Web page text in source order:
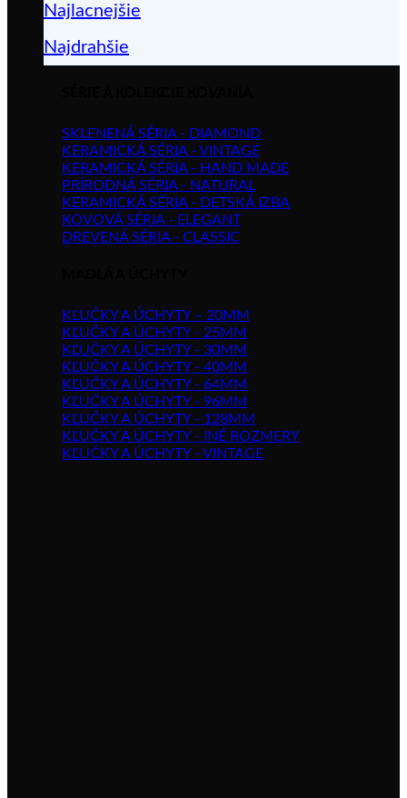
Najlacnejšie
Najdrahšie
SKLENENÁ SÉRIA - DIAMOND
KERAMICKÁ SÉRIA - VINTAGE
KERAMICKÁ SÉRIA - HAND MADE
PRÍRODNÁ SÉRIA - NATURAL
KERAMICKÁ SÉRIA - DETSKÁ IZBA
KOVOVÁ SÉRIA - ELEGANT
DREVENÁ SÉRIA - CLASSIC
KĽUČKY A ÚCHYTY – 20MM
KĽUČKY A ÚCHYTY - 25MM
KĽUČKY A ÚCHYTY - 30MM
KĽUČKY A ÚCHYTY - 40MM
KĽUČKY A ÚCHYTY - 64MM
KĽUČKY A ÚCHYTY - 96MM
KĽUČKY A ÚCHYTY - 128MM
KĽUČKY A ÚCHYTY - INÉ ROZMERY
KĽUČKY A ÚCHYTY - VINTAGE